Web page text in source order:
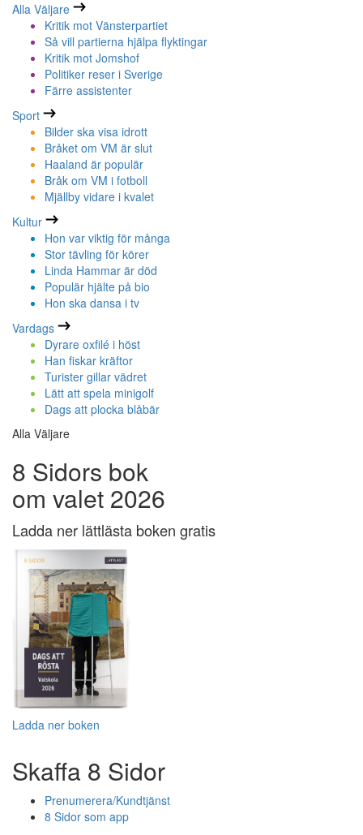
Alla Väljare
Kritik mot Vänsterpartiet
Så vill partierna hjälpa flyktingar
Kritik mot Jomshof
Politiker reser i Sverige
Färre assistenter
Sport
Bilder ska visa idrott
Bråket om VM är slut
Haaland är populär
Bråk om VM i fotboll
Mjällby vidare i kvalet
Kultur
Hon var viktig för många
Stor tävling för körer
Linda Hammar är död
Populär hjälte på bio
Hon ska dansa i tv
Vardags
Dyrare oxfilé i höst
Han fiskar kräftor
Turister gillar vädret
Lätt att spela minigolf
Dags att plocka blåbär
Alla Väljare
8 Sidors bok
om valet 2026
Ladda ner lättlästa boken gratis
Ladda ner boken
Skaffa 8 Sidor
Prenumerera/Kundtjänst
8 Sidor som app